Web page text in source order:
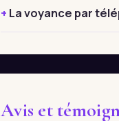
La voyance par
Avis et